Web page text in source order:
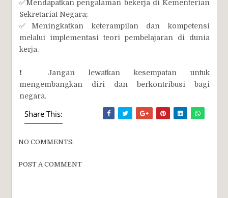
✅Mendapatkan pengalaman bekerja di Kementerian
Sekretariat Negara;
✅Meningkatkan keterampilan dan kompetensi
melalui implementasi teori pembelajaran di dunia
kerja.
❗ Jangan lewatkan kesempatan untuk
mengembangkan diri dan berkontribusi bagi
negara.
Share This:
NO COMMENTS:
POST A COMMENT